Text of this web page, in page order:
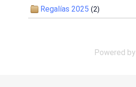
Regalías 2025 (2)
Powered by